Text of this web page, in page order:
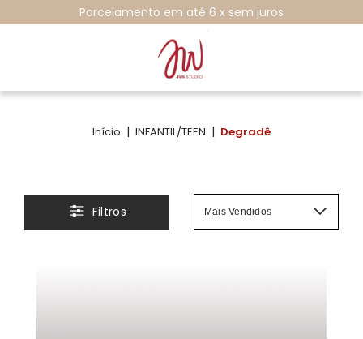
SALE COM ATÉ 60% DE DESCONTO
Início | INFANTIL/TEEN | Degradê
Filtros